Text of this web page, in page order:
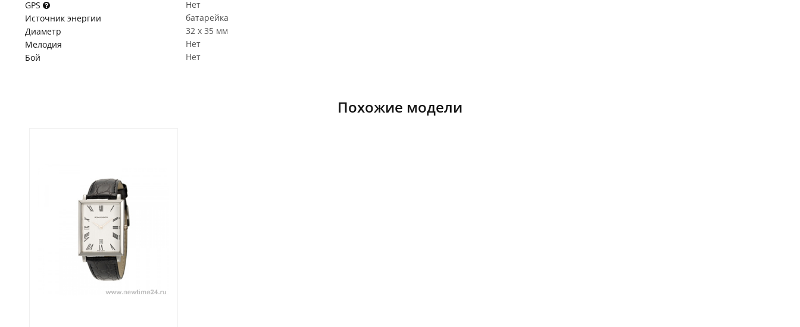
GPS
Нет
Источник энергии
батарейка
Диаметр
32 x 35 мм
Мелодия
Нет
Бой
Нет
Похожие модели